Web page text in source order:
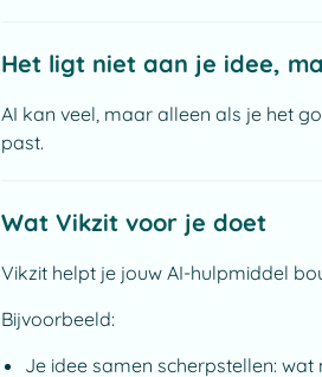
Het ligt niet aan je idee,
AI kan veel, maar alleen als je het
past.
Wat Vikzit voor je doet
Vikzit helpt je jouw AI-hulpmiddel
Bijvoorbeeld:
Je idee samen scherpstellen: